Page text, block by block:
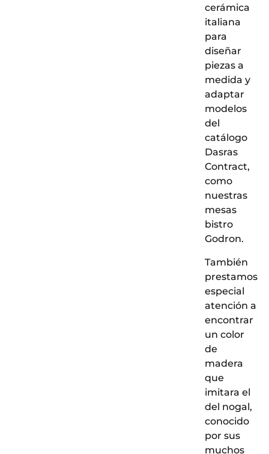
cerámica
italiana
para
diseñar
piezas a
medida y
adaptar
modelos
del
catálogo
Dasras
Contract,
como
nuestras
mesas
bistro
Godron.
También
prestamos
especial
atención a
encontrar
un color
de
madera
que
imitara el
del nogal,
conocido
por sus
muchos